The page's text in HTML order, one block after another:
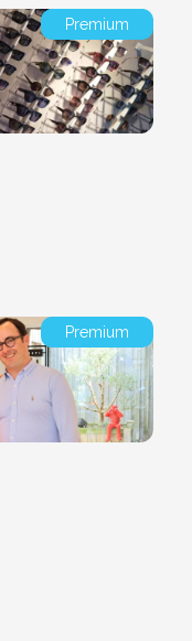
Premium
Premium